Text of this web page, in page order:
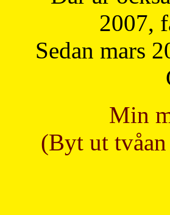
2007,
Sedan mars
Min
(Byt ut